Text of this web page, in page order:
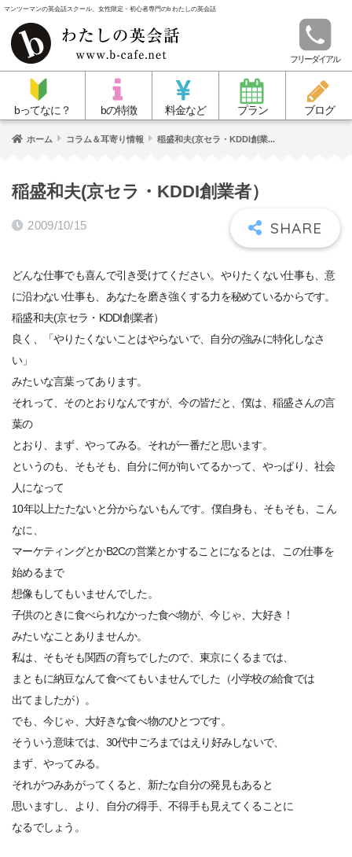
マンツーマンの英会話スクール、女性限定・初心者専門のb わたしの英会話
フリーダイアル
bってなに？ bの特徴 料金など プラン ブログ
ホーム コラム＆耳寄り情報 稲盛和夫(京セラ・KDDI創業...
稲盛和夫(京セラ・KDDI創業者）
2009/10/15
どんな仕事でも喜んで引き受けてください。やりたくない仕事も、意
に沿わない仕事も、あなたを磨き強くする力を秘めているからです。
稲盛和夫(京セラ・KDDI創業者）
良く、「やりたくないことはやらないで、自分の強みに特化しなさ
い」
みたいな言葉ってあります。
それって、そのとおりなんですが、今の皆だと、僕は、稲盛さんの言
葉の
とおり、まず、やってみる。それが一番だと思います。
というのも、そもそも、自分に何が向いてるかって、やっぱり、社会
人になって
10年以上たたないと分からないもんです。僕自身も、そもそも、こん
なに、
マーケティングとかB2Cの営業とかすることになるとは、この仕事を
始めるまで
想像もしてもいませんでした。
子供のときに食べられなかった食べ物が、今じゃ、大好き！
みたいなことありませんか。
私は、そもそも関西の育ちでしたので、東京にくるまでは、
まともに納豆なんて食べてもいませんでした（小学校の給食では
出てましたが）。
でも、今じゃ、大好きな食べ物のひとつです。
そういう意味では、30代中ごろまではえり好みしないで、
まず、やってみる。
それがつみあがってくると、新たな自分の発見もあると
思いますし、より、自分の得手、不得手も見えてくることに
なるでしょう。